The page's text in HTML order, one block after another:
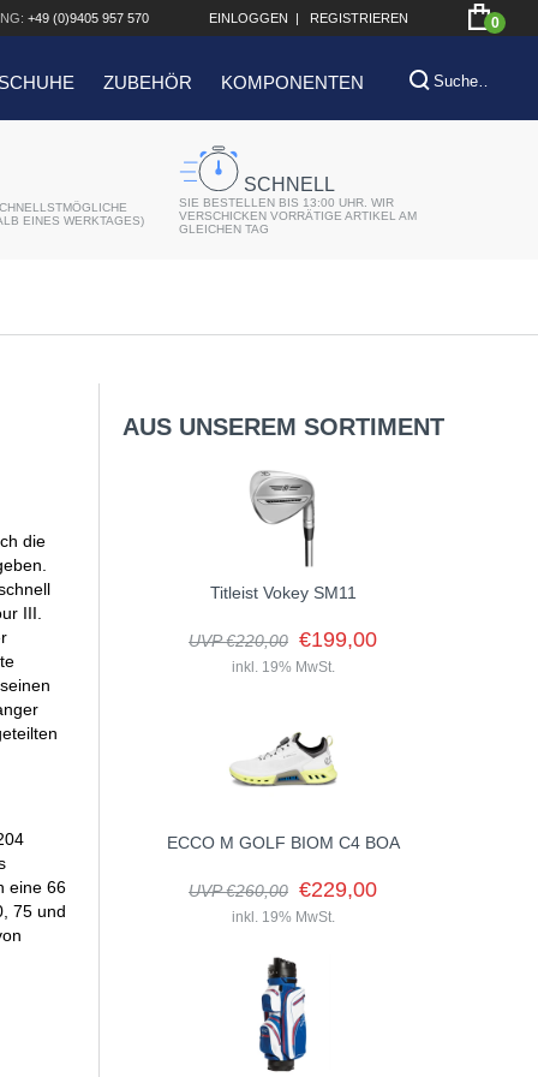
+49 (0)9405 957 570 EINLOGGEN | REGISTRIEREN 0
ZUBEHÖR KOMPONENTEN
EINES WERKTAGES)
SCHNELL
SIE BESTELLEN BIS 13:00 UHR. WIR
VERSCHICKEN VORRÄTIGE ARTIKEL AM
GLEICHEN TAG
die
III.
eine 66
75 und
AUS UNSEREM SORTIMENT
Titleist Vokey SM11
UVP €220,00 €199,00
inkl. 19% MwSt.
ECCO M GOLF BIOM C4 BOA
UVP €260,00 €229,00
inkl. 19% MwSt.